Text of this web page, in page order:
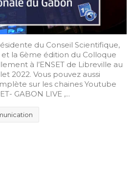
du Conseil Scientifique,
la 6ème édition du Colloque
à l’ENSET de Libreville au
2022. Vous pouvez aussi
sur les chaines Youtube
GABON LIVE ,...